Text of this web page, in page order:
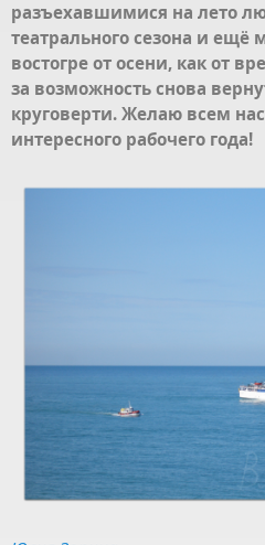
разъехавшимися на лето
театрального сезона и ещё
востогре от осени, как от
за возможность снова
круговерти. Желаю всем
интересного рабочего года!